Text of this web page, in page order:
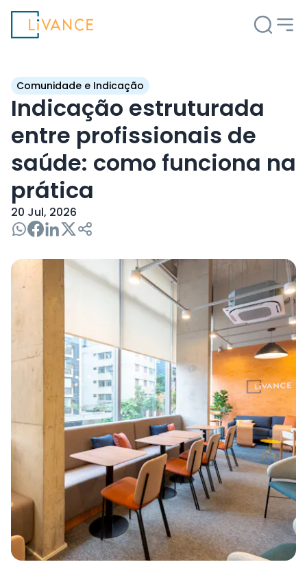
Livance
Comunidade e Indicação
Indicação estruturada
entre profissionais de
saúde: como funciona na
prática
20 Jul, 2026